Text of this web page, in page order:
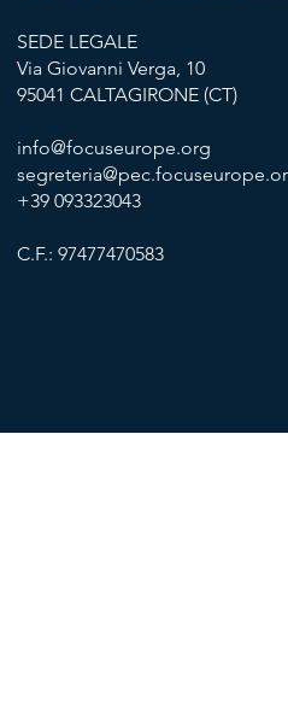
SEDE LEGALE
Via Giovanni Verga, 10
95041 CALTAGIRONE (CT)
info@focuseurope.org
+39 093323043
C.F.: 97477470583